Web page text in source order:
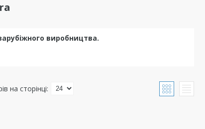
виробництва.